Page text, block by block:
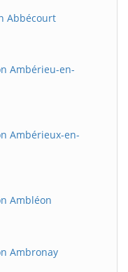
Abbécourt
Ambérieu-en-
Ambérieux-en-
Ambléon
Ambronay